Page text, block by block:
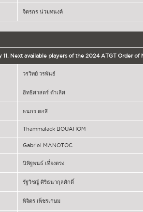
จิตรกร น่วมทนงค์
11. Next available players of the 2024 ATGT Order of
วรวิทย์ วรพันธ์
อิทธิศาสตร์ ดำเลิศ
ธนกร ตอสี
Thammalack BOUAHOM
Gabriel MANOTOC
นิพิฐพนธ์ เที่ยงตรง
รัฐวิชญ์ ศิริธนากุลศักดิ์
พิจิตร เพ็ชรเกษม